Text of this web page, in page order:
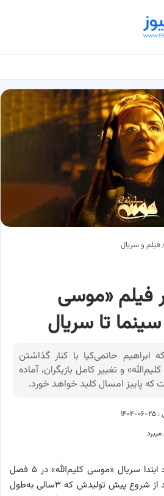
فیلم و سریال
فیلم «موسی
سینما تا سریال
ابراهیم حاتمی‌کیا با کنار گذاشتن
و تغییر کامل بازیگران، آماده
پاییز امسال کلید خواهد خورد.
؛ قرار بود ابتدا سریال «موسی کلیم‌الله» در ۵ فصل
ساخته شود، سریالی که بعد از شروع پیش‌ تولیدش که ۳سالی به‌طول